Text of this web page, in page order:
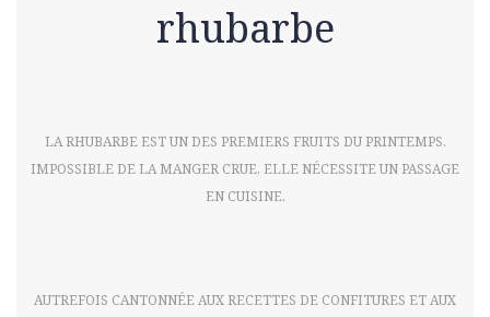
rhubarbe
LA RHUBARBE EST UN DES PREMIERS FRUITS DU PRINTEMPS.
IMPOSSIBLE DE LA MANGER CRUE, ELLE NÉCESSITE UN PASSAGE
EN CUISINE.
AUTREFOIS CANTONNÉE AUX RECETTES DE CONFITURES ET AUX